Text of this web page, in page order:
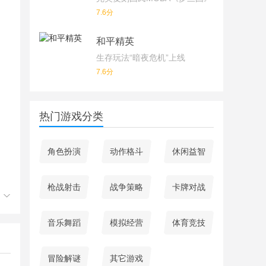
7.6分
和平精英
生存玩法“暗夜危机”上线
7.6分
热门游戏分类
角色扮演 动作格斗 休闲益智
枪战射击 战争策略 卡牌对战
音乐舞蹈 模拟经营 体育竞技
冒险解谜 其它游戏